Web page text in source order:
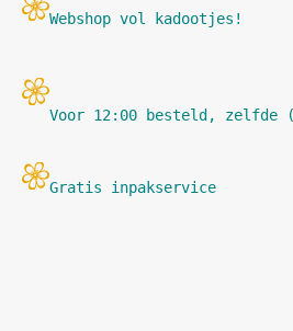
Webshop vol kadootjes!
Gratis inpakservice